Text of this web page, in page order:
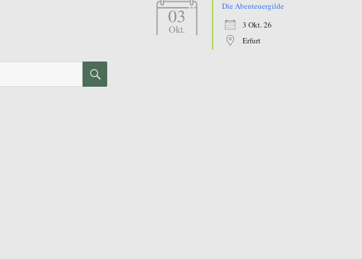
SUCHEN
03
Okt.
Die Abenteuergilde
3 Okt. 26
Erfurt